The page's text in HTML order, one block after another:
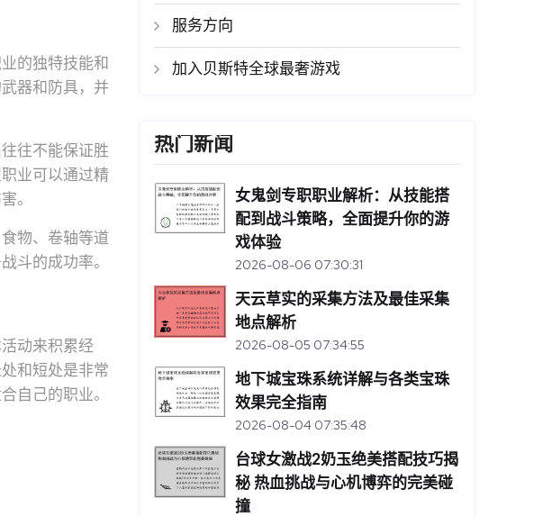
的独特技能和
器和防具，并
往不能保证胜
业可以通过精
。
物、卷轴等道
斗的成功率。
动来积累经
和短处是非常
自己的职业。
服务方向
加入贝斯特全球最奢游戏
热门新闻
女鬼剑专职职业解析：从技能搭
配到战斗策略，全面提升你的游
戏体验
2026-08-06 07:30:31
天云草实的采集方法及最佳采集
地点解析
2026-08-05 07:34:55
地下城宝珠系统详解与各类宝珠
效果完全指南
2026-08-04 07:35:48
台球女激战2奶玉绝美搭配技巧揭
秘 热血挑战与心机博弈的完美碰
撞